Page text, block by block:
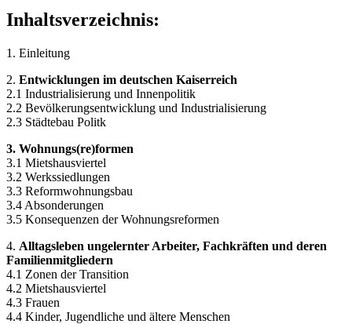
Inhaltsverzeichnis:
1. Einleitung
2. Entwicklungen im deutschen Kaiserreich
2.1 Industrialisierung und Innenpolitik
2.2 Bevölkerungsentwicklung und Industrialisierung
2.3 Städtebau Politk
3. Wohnungs(re)formen
3.1 Mietshausviertel
3.2 Werkssiedlungen
3.3 Reformwohnungsbau
3.4 Absonderungen
3.5 Konsequenzen der Wohnungsreformen
4. Alltagsleben ungelernter Arbeiter, Fachkräften und deren
Familienmitgliedern
4.1 Zonen der Transition
4.2 Mietshausviertel
4.3 Frauen
4.4 Kinder, Jugendliche und ältere Menschen